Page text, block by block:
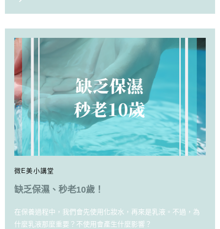
微E美小講堂
缺乏保濕、秒老10歲！
在保養過程中，我們會先使用化妝水，再來是乳液。不過，為
什麼乳液那麼重要？不使用會產生什麼影響？